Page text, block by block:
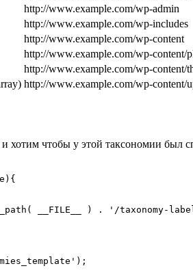
http://www.example.com/wp-admin
http://www.example.com/wp-includes
http://www.example.com/wp-content
http://www.example.com/wp-content/
http://www.example.com/wp-content/
http://www.example.com/wp-content/
хотим чтобы у этой таксономии
__FILE__ ) . '/taxonomy-